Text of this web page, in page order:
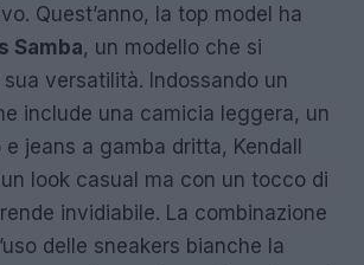
Quest’anno, la top model ha
Samba, un modello che si
versatilità. Indossando un
include una camicia leggera, un
jeans a gamba dritta, Kendall
look casual ma con un tocco di
invidiabile. La combinazione
delle sneakers bianche la